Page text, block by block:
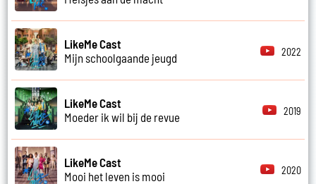
LikeMe Cast
Mijn schoolgaande jeugd
2022
LikeMe Cast
Moeder ik wil bij de revue
2019
LikeMe Cast
Mooi het leven is mooi
2020